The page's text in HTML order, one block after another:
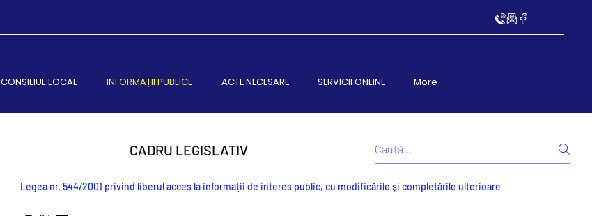
CONSILIUL LOCAL INFORMAȚII PUBLICE ACTE NECESARE SERVICII ONLINE More
CADRU LEGISLATIV
Legea nr. 544/2001 privind liberul acces la informații de interes public, cu modificările și completările ulterioare